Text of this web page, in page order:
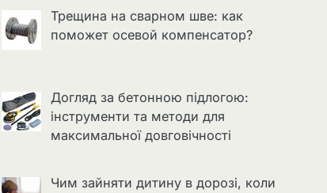
Трещина на сварном шве: как
поможет осевой компенсатор?
Догляд за бетонною підлогою:
інструменти та методи для
максимальної довговічності
Чим зайняти дитину в дорозі, коли